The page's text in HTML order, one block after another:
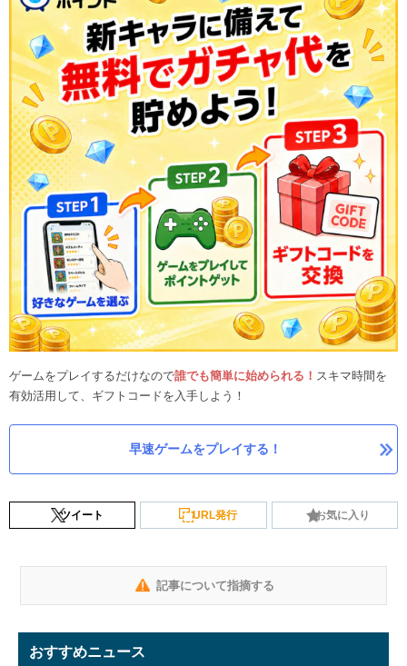
ゲームをプレイするだけなので誰でも簡単に始められる！ スキマ時間を
有効活用して、ギフトコードを入手しよう！
早速ゲームをプレイする！
ツイート URL発行 お気に入り
記事について指摘する
おすすめニュース